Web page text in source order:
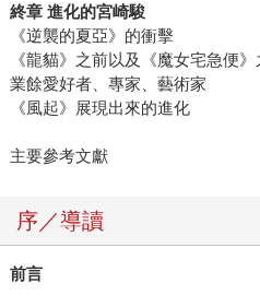
終章 進化的宮崎駿
《逆襲的夏亞》的衝擊
《龍貓》之前以及《魔女宅急便》
業餘愛好者、專家、藝術家
《風起》展現出來的進化
主要參考文獻
序／導讀
前言